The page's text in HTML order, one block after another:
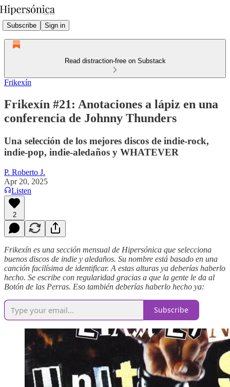
Subscribe Sign in
Read distraction-free on Substack
Frikexín
Frikexín #21: Anotaciones a lápiz en una
conferencia de Johnny Thunders
Una selección de los mejores discos de indie-rock,
indie-pop, indie-aledaños y WHATEVER
P. Roberto J.
Apr 20, 2025
Listen
2
Frikexín es una sección mensual de Hipersónica que selecciona
buenos discos de indie y aledaños. Su nombre está basado en una
canción facilísima de identificar. A estas alturas ya deberías haberlo
hecho. Se escribe con regularidad gracias a que la gente le da al
Botón de las Perras. Eso también deberías haberlo hecho ya:
Subscribe